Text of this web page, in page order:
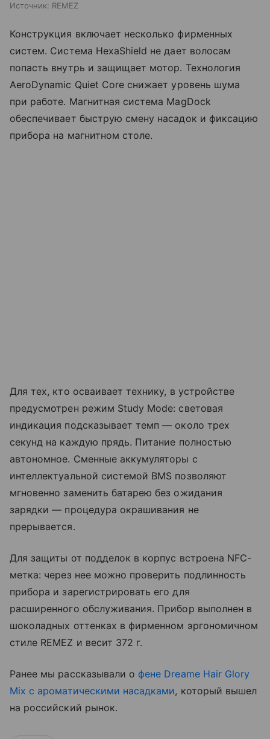
Источник: REMEZ
Конструкция включает несколько фирменных
систем. Система HexaShield не дает волосам
попасть внутрь и защищает мотор. Технология
AeroDynamic Quiet Core снижает уровень шума
при работе. Магнитная система MagDock
обеспечивает быструю смену насадок и фиксацию
прибора на магнитном столе.
Для тех, кто осваивает технику, в устройстве
предусмотрен режим Study Mode: световая
индикация подсказывает темп — около трех
секунд на каждую прядь. Питание полностью
автономное. Сменные аккумуляторы с
интеллектуальной системой BMS позволяют
мгновенно заменить батарею без ожидания
зарядки — процедура окрашивания не
прерывается.
Для защиты от подделок в корпус встроена NFC-
метка: через нее можно проверить подлинность
прибора и зарегистрировать его для
расширенного обслуживания. Прибор выполнен в
шоколадных оттенках в фирменном эргономичном
стиле REMEZ и весит 372 г.
Ранее мы рассказывали о фене Dreame Hair Glory
Mix с ароматическими насадками, который вышел
на российский рынок.